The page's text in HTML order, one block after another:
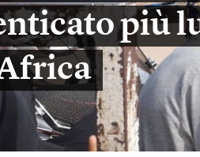
più